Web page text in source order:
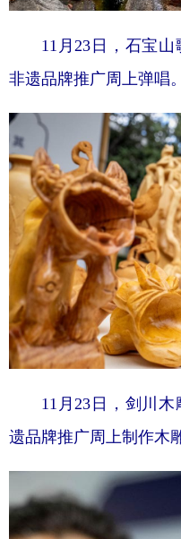
11月23日，石宝山
非遗品牌推广周上弹唱
11月23日，剑川木
遗品牌推广周上制作